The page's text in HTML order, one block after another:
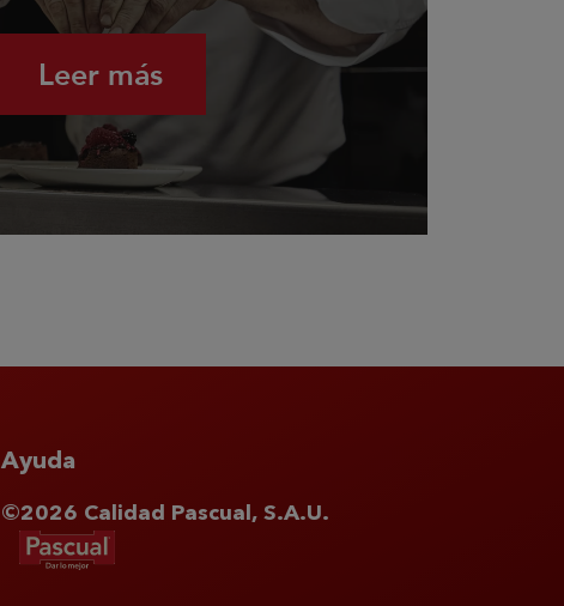
Leer más
Ayuda
©2026 Calidad Pascual, S.A.U.